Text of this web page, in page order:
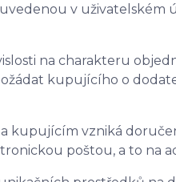
v uživatelském
na charakteru
kupujícího o
kupujícím vzniká
poštou, a to na